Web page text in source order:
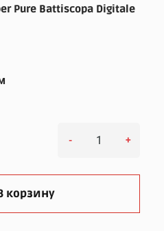
Pure Battiscopa Digitale
- +
корзину